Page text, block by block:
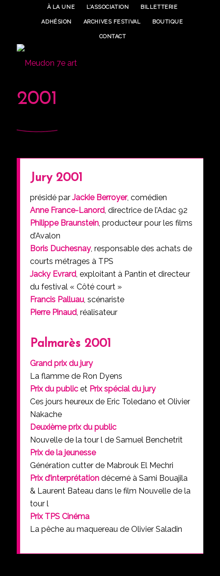
À LA UNE L’ASSOCIATION BILLETTERIE
ADHÉSION ARCHIVES FESTIVAL BOUTIQUE
CONTACT
2001
Jury 2001
présidé par Jackie Berroyer, comédien
Anne France-Lanord, directrice de l’Adac 92
Philippe Braunstein, producteur pour les films
d’Avalon
Boris Duchesnay, responsable des achats de
courts métrages à TPS
Jacky Evrard, exploitant à Pantin et directeur
du festival « Côté court »
Francis Palluau, scénariste
Pierre Pinaud, réalisateur
Palmarès 2001
Grand prix du jury
La flamme de Ron Dyens
Prix du public et Prix spécial du jury
Ces jours heureux de Eric Toledano et Olivier
Nakache
Deuxième prix du public
Nouvelle de la tour l de Samuel Benchetrit
Prix de la jeunesse
Génération cutter de Mabrouk El Mechri
Prix d’interprétationdécerné à Sami Bouajila
& Laurent Bateau dans le film Nouvelle de la
tour l
Prix TPS Cinéma
La pêche au maquereau de Olivier Saladin